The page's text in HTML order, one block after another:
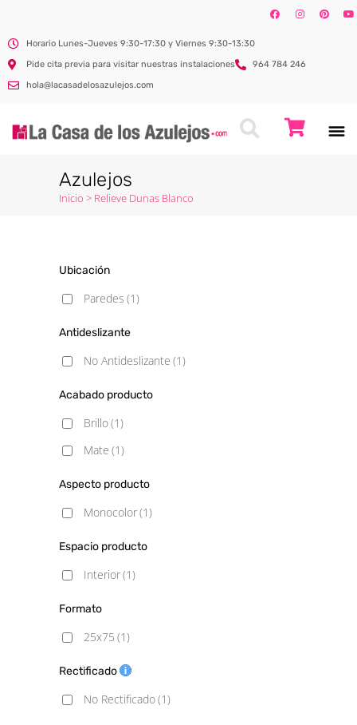
Horario Lunes-Jueves 9:30-17:30 y Viernes 9:30-13:30
Pide cita previa para visitar nuestras instalaciones
964 784 246
hola@lacasadelosazulejos.com
Azulejos
Inicio > Relieve Dunas Blanco
Ubicación
Paredes (1)
Antideslizante
No Antideslizante (1)
Acabado producto
Brillo(1)
Mate (1)
Aspecto producto
Monocolor(1)
Espacio producto
Interior(1)
Formato
25x75 (1)
Rectificado
No Rectificado(1)